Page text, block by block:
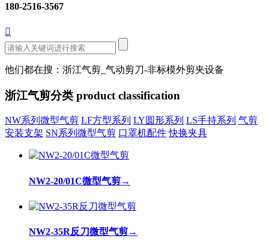
180-2516-3567

他们都在搜：浙江气剪_气动剪刀-非标模外剪夹设备
浙江气剪分类 product classification
NW系列微型气剪 LF方型系列 LY圆形系列 LS手持系列 气剪
安装支架 SN系列微型气剪 口罩机配件 快换夹具
NW2-20/01C微型气剪→
NW2-35R反刀微型气剪→